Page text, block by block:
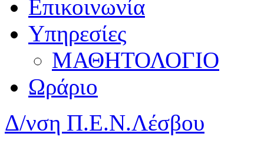
Επικοινωνία
Υπηρεσίες
ΜΑΘΗΤΟΛΟΓΙΟ
Ωράριο
Δ/νση Π.Ε.Ν.Λέσβου